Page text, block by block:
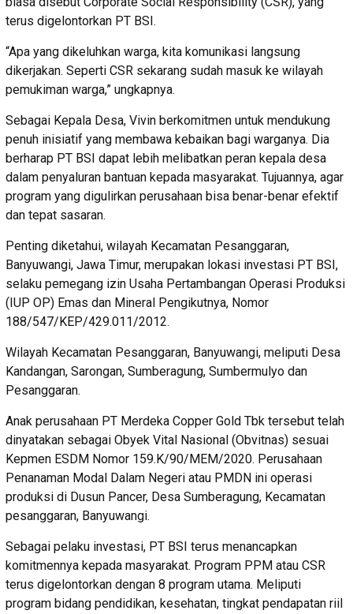
terus digelontorkan PT BSI.
“Apa yang dikeluhkan warga, kita komunikasi langsung
dikerjakan. Seperti CSR sekarang sudah masuk ke wilayah
pemukiman warga,” ungkapnya.
Sebagai Kepala Desa, Vivin berkomitmen untuk mendukung
penuh inisiatif yang membawa kebaikan bagi warganya. Dia
berharap PT BSI dapat lebih melibatkan peran kepala desa
dalam penyaluran bantuan kepada masyarakat. Tujuannya, agar
program yang digulirkan perusahaan bisa benar-benar efektif
dan tepat sasaran.
Penting diketahui, wilayah Kecamatan Pesanggaran,
Banyuwangi, Jawa Timur, merupakan lokasi investasi PT BSI,
selaku pemegang izin Usaha Pertambangan Operasi Produksi
(IUP OP) Emas dan Mineral Pengikutnya, Nomor
188/547/KEP/429.011/2012.
Wilayah Kecamatan Pesanggaran, Banyuwangi, meliputi Desa
Kandangan, Sarongan, Sumberagung, Sumbermulyo dan
Pesanggaran.
Anak perusahaan PT Merdeka Copper Gold Tbk tersebut telah
dinyatakan sebagai Obyek Vital Nasional (Obvitnas) sesuai
Kepmen ESDM Nomor 159.K/90/MEM/2020. Perusahaan
Penanaman Modal Dalam Negeri atau PMDN ini operasi
produksi di Dusun Pancer, Desa Sumberagung, Kecamatan
pesanggaran, Banyuwangi.
Sebagai pelaku investasi, PT BSI terus menancapkan
komitmennya kepada masyarakat. Program PPM atau CSR
terus digelontorkan dengan 8 program utama. Meliputi
program bidang pendidikan, kesehatan, tingkat pendapatan riil